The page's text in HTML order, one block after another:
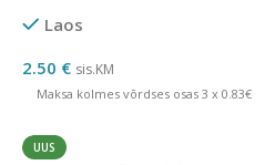
Laos
2.50 € sis.KM
Maksa kolmes võrdses osas 3 x 0.83€
UUS